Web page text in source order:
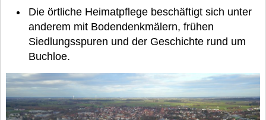
Die örtliche Heimatpflege beschäftigt sich unter
anderem mit Bodendenkmälern, frühen
Siedlungsspuren und der Geschichte rund um
Buchloe.